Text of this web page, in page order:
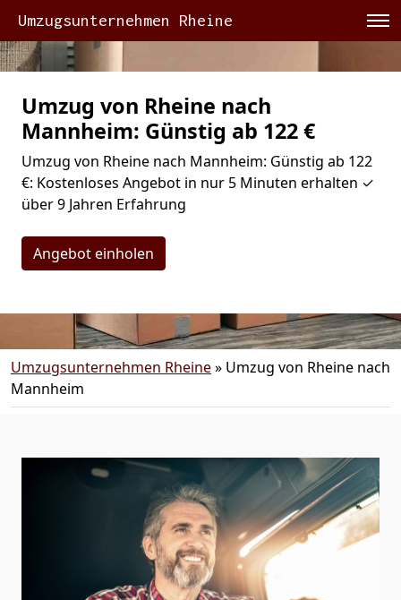
Umzugsunternehmen Rheine
Umzug von Rheine nach
Mannheim: Günstig ab 122 €
Umzug von Rheine nach Mannheim: Günstig ab 122
€: Kostenloses Angebot in nur 5 Minuten erhalten ✓
über 9 Jahren Erfahrung
Angebot einholen
Umzugsunternehmen Rheine» Umzug von Rheine nach
Mannheim